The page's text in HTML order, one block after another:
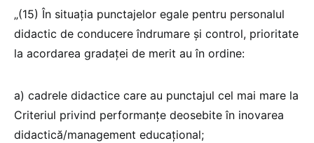
„(15) În situația punctajelor egale pentru personalul
didactic de conducere îndrumare și control, prioritate
la acordarea gradaței de merit au în ordine:
a) cadrele didactice care au punctajul cel mai mare la
Criteriul privind performanţe deosebite în inovarea
didactică/management educaţional;